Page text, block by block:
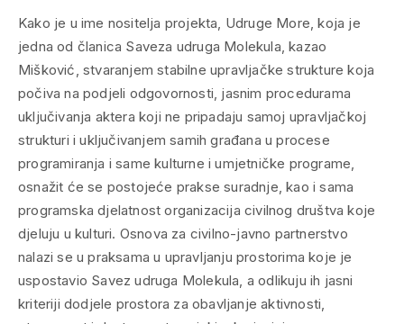
Kako je u ime nositelja projekta, Udruge More, koja je
jedna od članica Saveza udruga Molekula, kazao
Mišković, stvaranjem stabilne upravljačke strukture koja
počiva na podjeli odgovornosti, jasnim procedurama
uključivanja aktera koji ne pripadaju samoj upravljačkoj
strukturi i uključivanjem samih građana u procese
programiranja i same kulturne i umjetničke programe,
osnažit će se postojeće prakse suradnje, kao i sama
programska djelatnost organizacija civilnog društva koje
djeluju u kulturi. Osnova za civilno-javno partnerstvo
nalazi se u praksama u upravljanju prostorima koje je
uspostavio Savez udruga Molekula, a odlikuju ih jasni
kriteriji dodjele prostora za obavljanje aktivnosti,